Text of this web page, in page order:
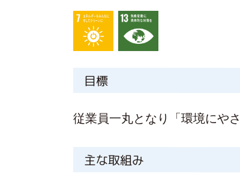
目標
従業員一丸となり「環境にや
主な取組み